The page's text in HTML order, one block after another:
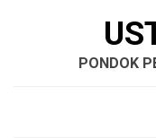
PONDOK